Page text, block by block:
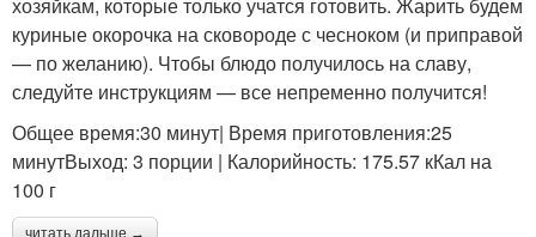
куриные окорочка на сковороде с чесноком (и приправой
— по желанию). Чтобы блюдо получилось на славу,
следуйте инструкциям — все непременно получится!
Общее время:30 минут| Время приготовления:25
минутВыход: 3 порции | Калорийность: 175.57 кКал на
100 г
читать дальше →